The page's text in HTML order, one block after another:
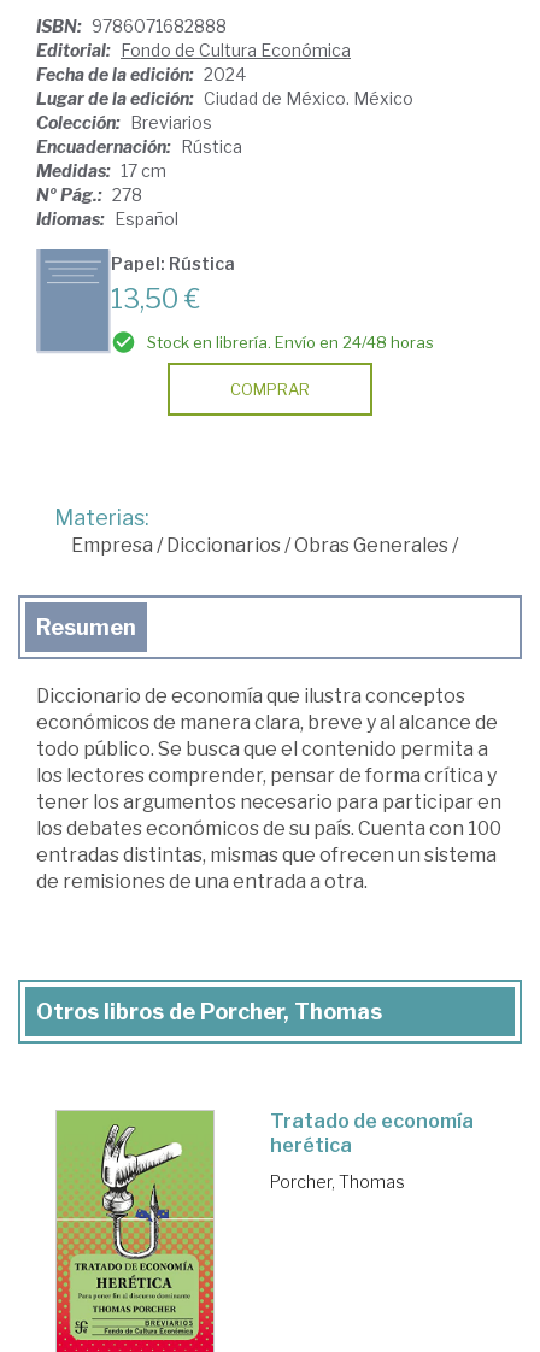
ISBN: 9786071682888
Editorial: Fondo de Cultura Económica
Fecha de la edición: 2024
Lugar de la edición: Ciudad de México. México
Colección: Breviarios
Encuadernación: Rústica
Medidas: 17 cm
Nº Pág.: 278
Idiomas: Español
Papel: Rústica
13,50 €
Stock en librería. Envío en 24/48 horas
COMPRAR
Materias:
Empresa / Diccionarios/Obras Generales/
Resumen
Diccionario de economía que ilustra conceptos
económicos de manera clara, breve y al alcance de
todo público. Se busca que el contenido permita a
los lectores comprender, pensar de forma crítica y
tener los argumentos necesario para participar en
los debates económicos de su país. Cuenta con 100
entradas distintas, mismas que ofrecen un sistema
de remisiones de una entrada a otra.
Otros libros de Porcher, Thomas
Tratado de economía
herética
Porcher, Thomas